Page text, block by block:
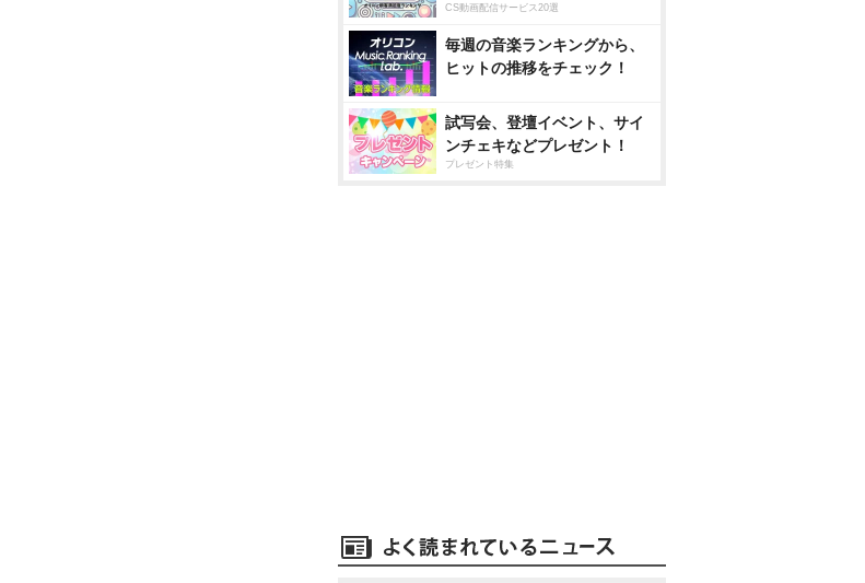
CS動画配信サービス20選
毎週の音楽ランキングから、
ヒットの推移をチェック！
試写会、登壇イベント、サイ
ンチェキなどプレゼント！
プレゼント特集